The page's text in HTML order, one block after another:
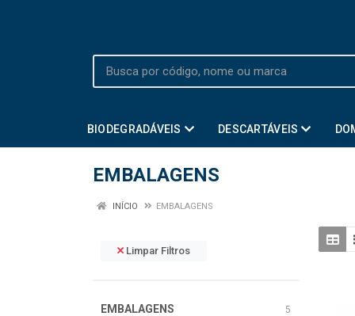
BIODEGRADÁVEIS DESCARTÁVEIS
EMBALAGENS
INÍCIO EMBALAGENS
Limpar Filtros
EMBALAGENS 5